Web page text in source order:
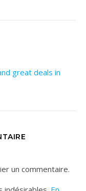
great deals in
un commentaire.